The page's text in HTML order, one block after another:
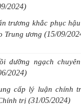
2024)
trương khắc phục
Trung ương (15/09/
dưỡng ngạch
2024)
cấp lý luận chính
trị (31/05/2024)